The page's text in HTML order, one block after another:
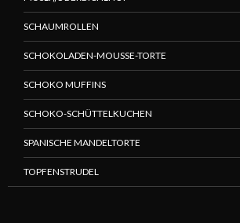
SCHAUMROLLEN
SCHOKOLADEN-MOUSSE-TORTE
SCHOKO MUFFINS
SCHOKO-SCHÜTTELKUCHEN
SPANISCHE MANDELTORTE
TOPFENSTRUDEL